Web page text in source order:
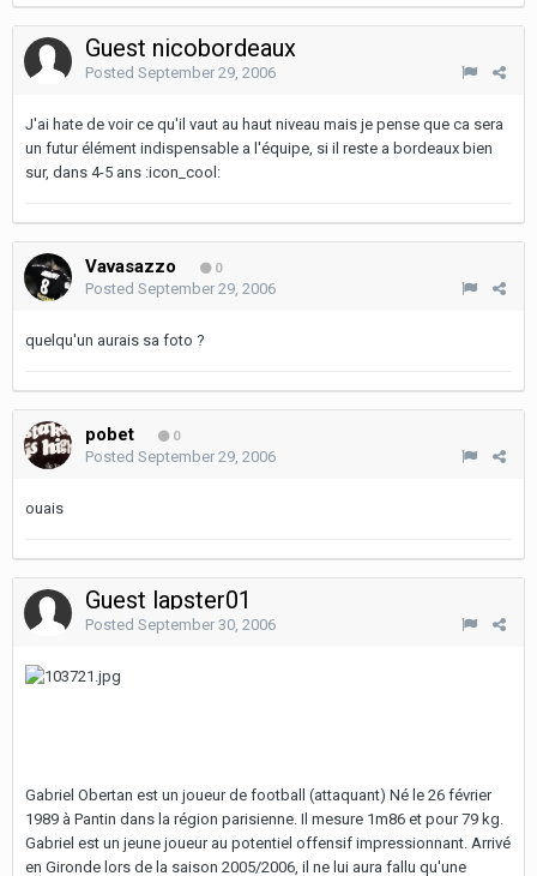
Guest nicobordeaux
Posted September 29, 2006
J'ai hate de voir ce qu'il vaut au haut niveau mais je pense que ca sera
un futur élément indispensable a l'équipe, si il reste a bordeaux bien
sur, dans 4-5 ans :icon_cool:
Vavasazzo 0
Posted September 29, 2006
quelqu'un aurais sa foto ?
pobet 0
Posted September 29, 2006
ouais
Guest lapster01
Posted September 30, 2006
Gabriel Obertan est un joueur de football (attaquant) Né le 26 février
1989 à Pantin dans la région parisienne. Il mesure 1m86 et pour 79 kg.
Gabriel est un jeune joueur au potentiel offensif impressionnant. Arrivé
en Gironde lors de la saison 2005/2006, il ne lui aura fallu qu'une